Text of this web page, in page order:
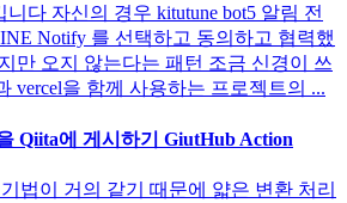
다 자신의 경우 kitutune bot5 알림 전
Notify 를 선택하고 동의하고 협력했
만 오지 않는다는 패턴 조금 신경이 쓰
vercel을 함께 사용하는 프로젝트의 ...
Qiita에 게시하기 GiutHub Action
법이 거의 같기 때문에 얇은 변환 처리